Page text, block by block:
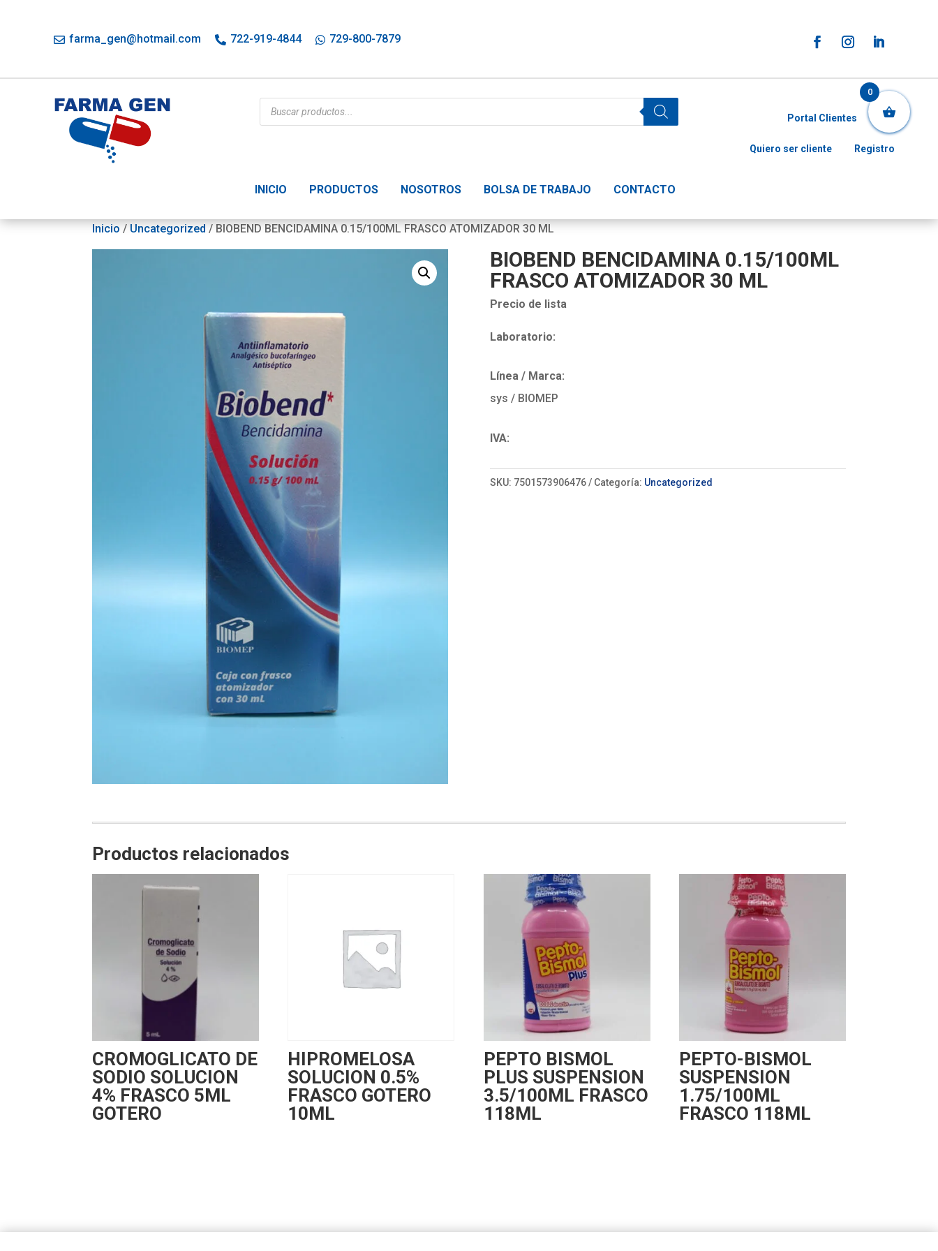
farma_gen@hotmail.com 722-919-4844 729-800-7879
Búsqueda
de
productos
INICIO PRODUCTOS NOSOTROS BOLSA DE TRABAJO CONTACTO
Portal Clientes
Quiero ser cliente Registro
Inicio / Uncategorized / BIOBEND BENCIDAMINA 0.15/100ML FRASCO ATOMIZADOR 30 ML
BIOBEND BENCIDAMINA 0.15/100ML
FRASCO ATOMIZADOR 30 ML
Precio de lista
Laboratorio:
Línea / Marca:
sys / BIOMEP
IVA:
SKU: 7501573906476 Categoría: Uncategorized
Productos relacionados
CROMOGLICATO DE
SODIO SOLUCION
4% FRASCO 5ML
GOTERO
HIPROMELOSA
SOLUCION 0.5%
FRASCO GOTERO
10ML
PEPTO BISMOL
PLUS SUSPENSION
3.5/100ML FRASCO
118ML
PEPTO-BISMOL
SUSPENSION
1.75/100ML
FRASCO 118ML
0